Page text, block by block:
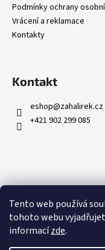
Tento web používá
tohoto webu
informacízde.
Podmínky ochrany
Vrácení a reklamace
Kontakty
Kontakt
eshop@zahalirek.cz
+421 902 299 085
Přijímáme